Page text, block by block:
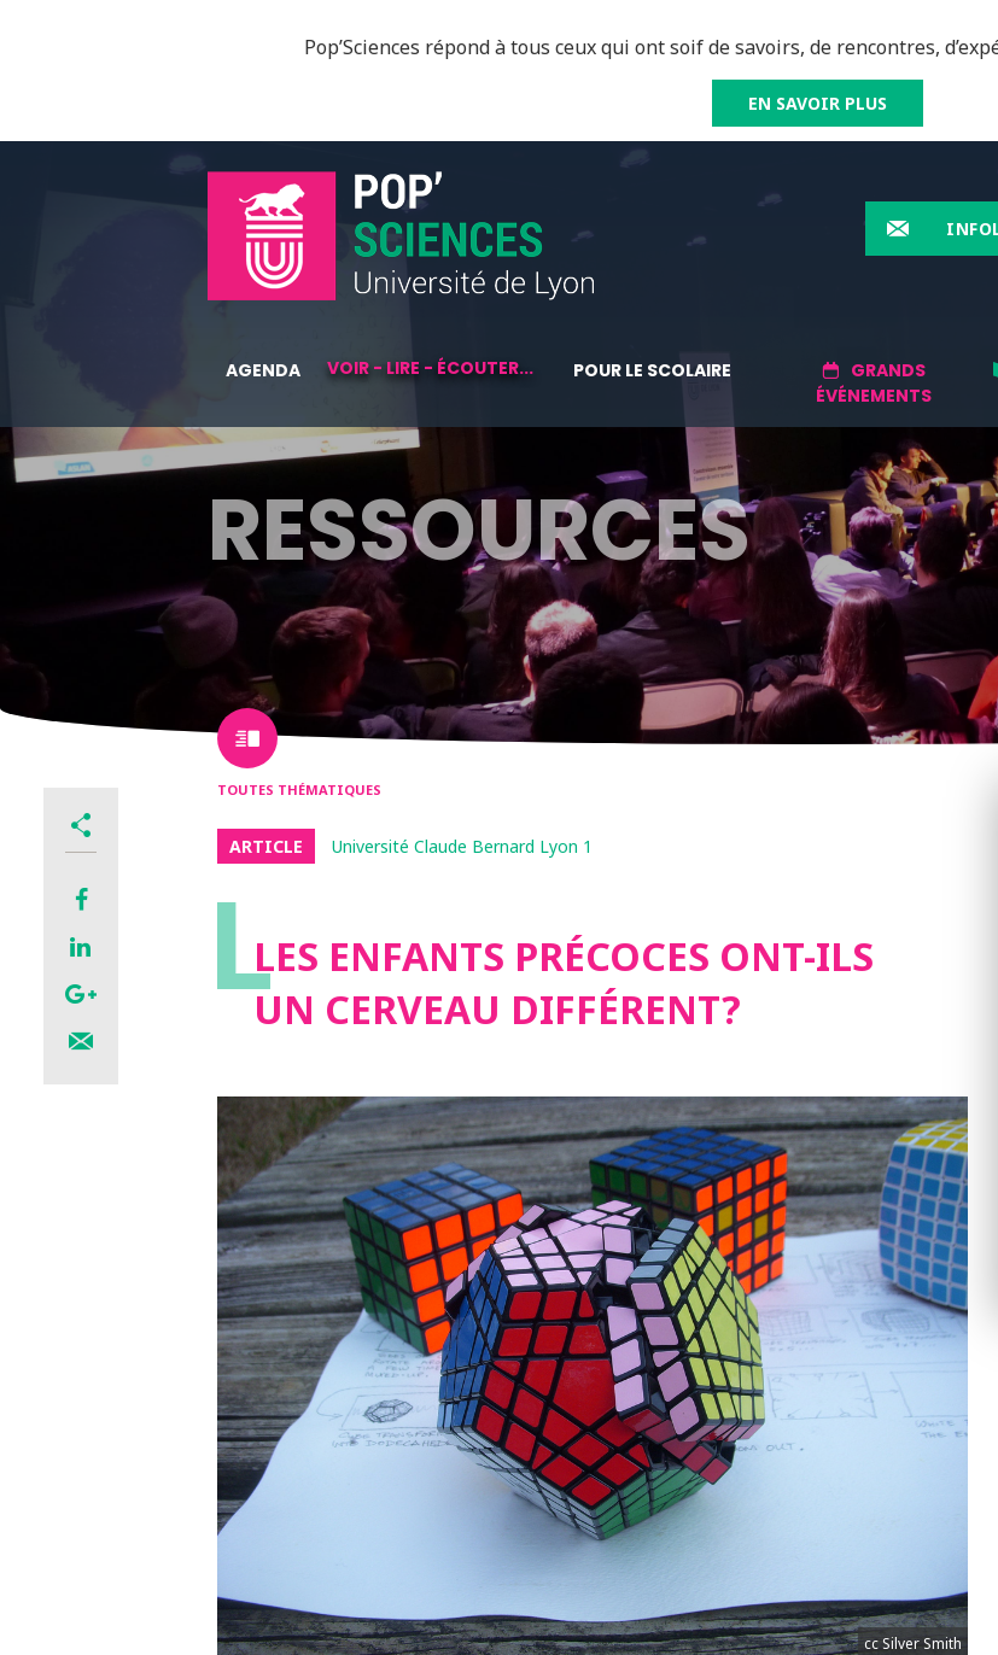
Pop’Sciences répond à tous ceux qui ont soif de savoirs, de rencontres,
EN SAVOIR PLUS
AGENDA VOIR - LIRE - ÉCOUTER... POUR LE SCOLAIRE
GRANDS
ÉVÉNEMENTS
RESSOURCES
TOUTES THÉMATIQUES
ARTICLE Université Claude Bernard Lyon 1
LLES ENFANTS PRÉCOCES ONT-ILS
UN CERVEAU DIFFÉRENT?
cc Silver Smith